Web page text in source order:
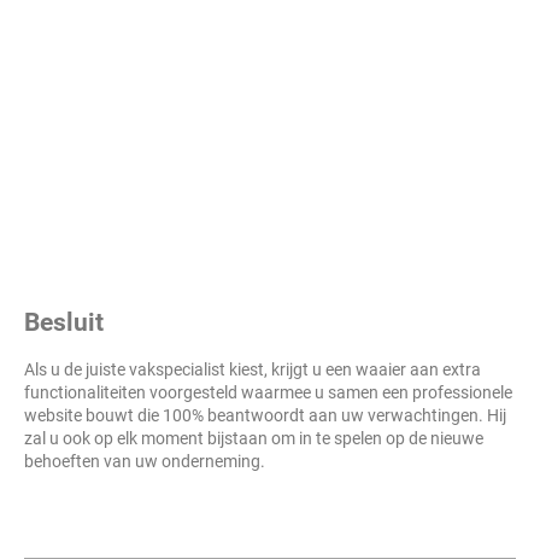
Besluit
Als u de juiste vakspecialist kiest, krijgt u een waaier aan extra
functionaliteiten voorgesteld waarmee u samen een professionele
website bouwt die 100% beantwoordt aan uw verwachtingen. Hij
zal u ook op elk moment bijstaan om in te spelen op de nieuwe
behoeften van uw onderneming.